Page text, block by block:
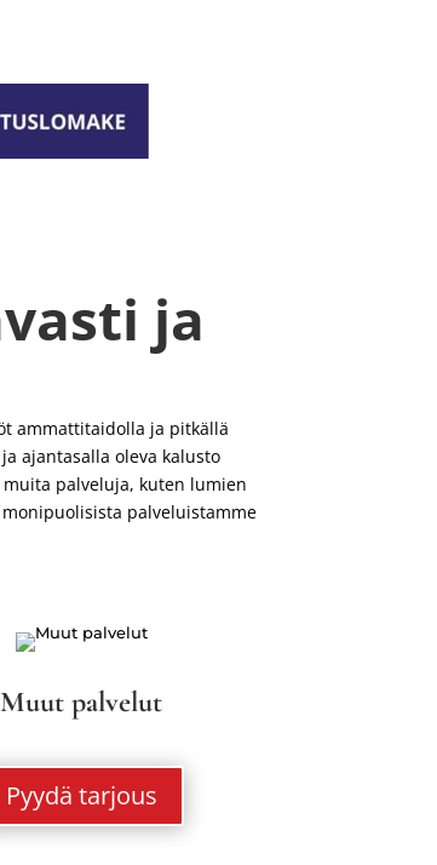
ja
ammattitaidolla ja pitkällä
ajantasalla oleva kalusto
palveluja, kuten lumien
palveluistamme
Muut palvelut
Pyydä tarjous